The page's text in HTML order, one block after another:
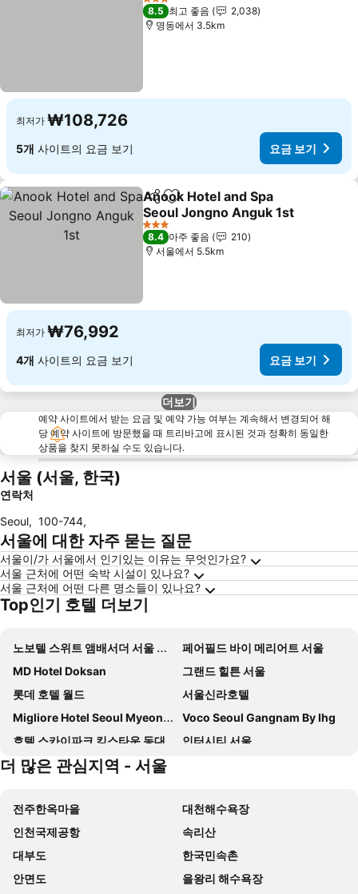
3 성급
8.5 최고 좋음
2,038
명동에서 3.5km
최저가 ₩108,726
5개 사이트의 요금 보기 요금 보기
공유 즐겨찾기에 추가
Anook Hotel and Spa
Seoul Jongno Anguk 1st
요금 보기
3 성급
8.4 아주 좋음
210
서울에서 5.5km
최저가 ₩76,992
4개 사이트의 요금 보기 요금 보기
더보기
예약 사이트에서 받는 요금 및 예약 가능 여부는 계속해서 변경되어 해
당 예약 사이트에 방문했을 때 트리바고에 표시된 것과 정확히 동일한
상품을 찾지 못하실 수도 있습니다.
서울 (서울, 한국)
연락처
Seoul, 100-744,
서울에 대한 자주 묻는 질문
서울이/가 서울에서 인기있는 이유는 무엇인가요?
서울 근처에 어떤 숙박 시설이 있나요?
서울 근처에 어떤 다른 명소들이 있나요?
Top인기 호텔 더보기
노보텔 스위트 앰배서더 서울 용산 - 서울드래곤시티
페어필드 바이 메리어트 서울
MD Hotel Doksan
그랜드 힐튼 서울
롯데 호텔 월드
서울신라호텔
Migliore Hotel Seoul Myeongdong
Voco Seoul Gangnam By Ihg
호텔 스카이파크 킹스타운 동대문점
인터시티 서울
도미인 서울 강남
Holiday Inn Express Seoul Hongdae By Ihg
Grand Hyatt Seoul
프레지던트호텔
그랜드 워커힐 서울
LOTTE City Hotel Guro
Four Points by Sheraton Josun, Seoul Station
호텔 리베라
Koreana Hotel
더 많은 관심지역 - 서울
전주한옥마을
대천해수욕장
인천국제공항
속리산
대부도
한국민속촌
안면도
을왕리 해수욕장